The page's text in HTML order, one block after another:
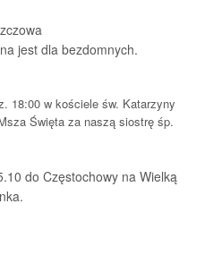
jest dla bezdomnych.
18:00 w kościele św. Katarzyny
Święta za naszą siostrę śp.
do Częstochowy na Wielką